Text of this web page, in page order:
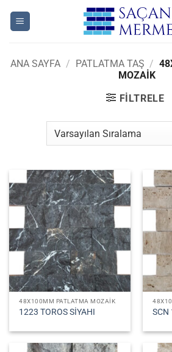
ANA SAYFA / PATLATMA TAŞ /
MOZAIK
FILTRELE
48X100MM PATLATMA MOZAIK
1223 TOROS SİYAHI SCN